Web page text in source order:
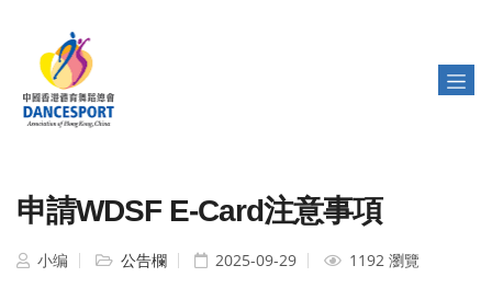
申請WDSF E-Card注意事項
小编 公告欄 2025-09-29 1192 瀏覽